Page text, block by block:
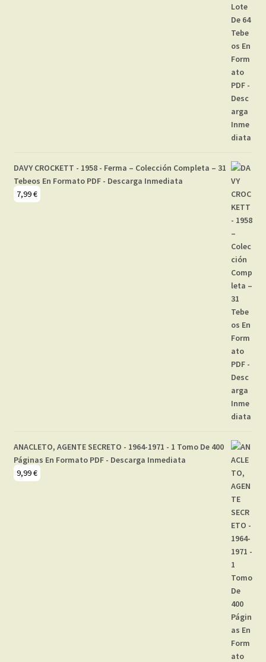
DAVY CROCKETT - 1958 - Ferma – Colección Completa – 31
Tebeos En Formato PDF - Descarga Inmediata
7,99€
ANACLETO, AGENTE SECRETO - 1964-1971 - 1 Tomo De 400
Páginas En Formato PDF - Descarga Inmediata
9,99€